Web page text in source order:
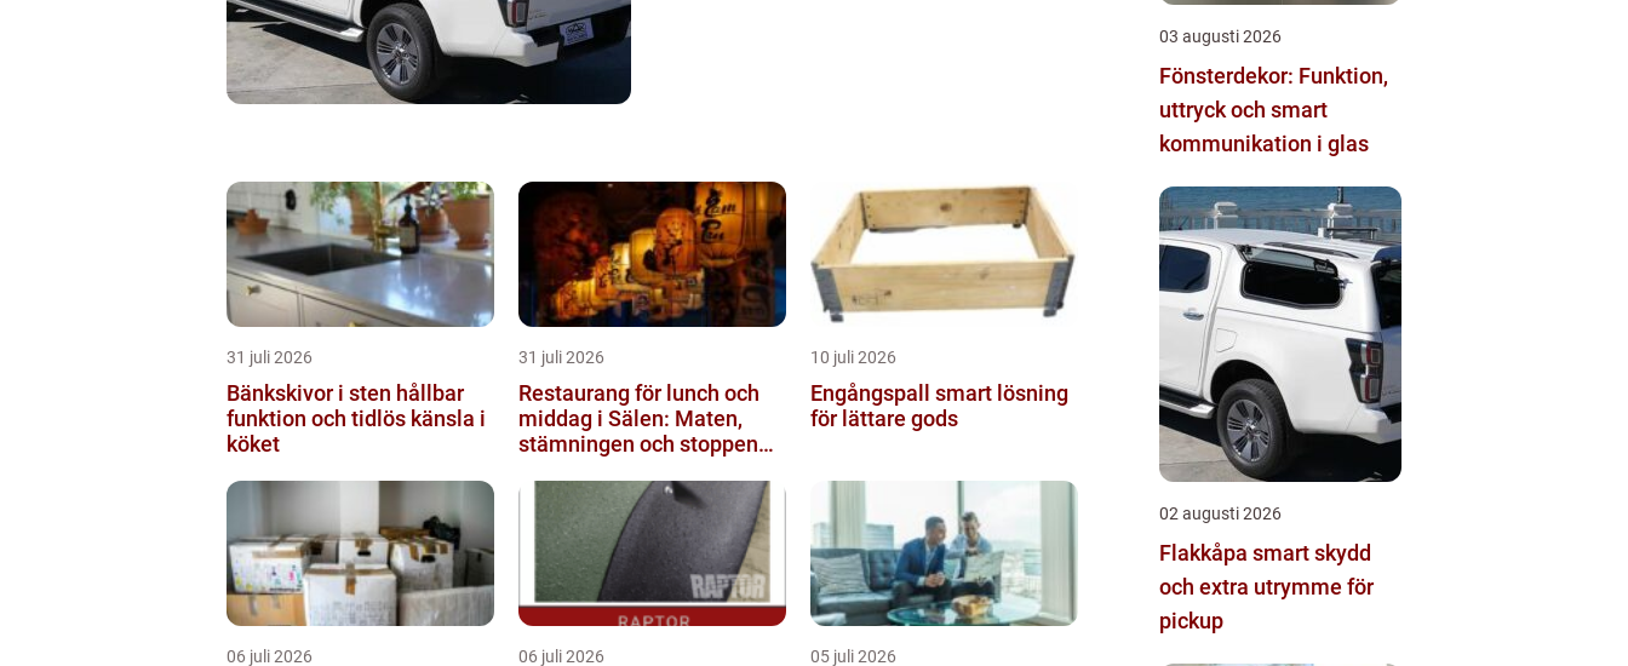
31 juli 2026
Bänkskivor i sten hållbar
funktion och tidlös känsla i
köket
31 juli 2026
Restaurang för lunch och
middag i Sälen: Maten,
stämningen och stoppen
10 juli 2026
Engångspall smart lösning
för lättare gods
06 juli 2026 06 juli 2026 05 juli 2026
03 augusti 2026
Fönsterdekor: Funktion,
uttryck och smart
kommunikation i glas
02 augusti 2026
Flakkåpa smart skydd
och extra utrymme för
pickup